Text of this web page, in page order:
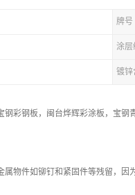
牌号
涂层
镀锌
彩钢板，闽台烨辉彩涂板，宝
物件如铆钉和紧固件等残留，